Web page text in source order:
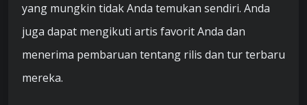
yang mungkin tidak Anda temukan sendiri. Anda
juga dapat mengikuti artis favorit Anda dan
menerima pembaruan tentang rilis dan tur terbaru
mereka.